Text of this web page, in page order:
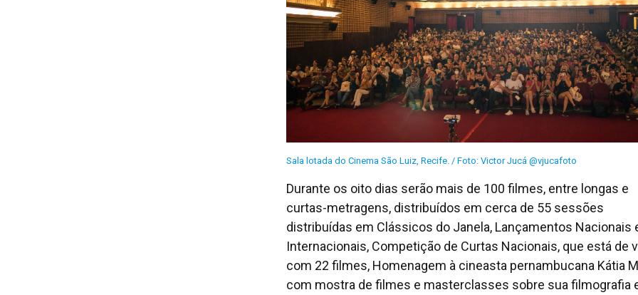
Sala lotada do Cinema São Luiz, Recife. / Foto: Victor Jucá @vjucafoto
Durante os oito dias serão mais de 100 filmes, entre longas e
curtas-metragens, distribuídos em cerca de 55 sessões
distribuídas em Clássicos do Janela, Lançamentos Nacionais
Internacionais, Competição de Curtas Nacionais, que está de
com 22 filmes, Homenagem à cineasta pernambucana Kátia
com mostra de filmes e masterclasses sobre sua filmografia